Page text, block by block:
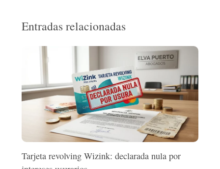
Entradas relacionadas
Tarjeta revolving Wizink: declarada nula por